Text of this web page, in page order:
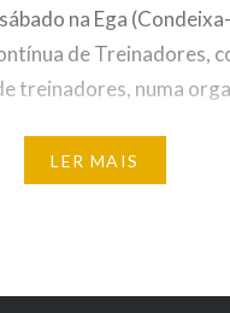
na Ega
de Treinadores,
treinadores, numa
em debate foram: –
Estiveram
LER MAIS